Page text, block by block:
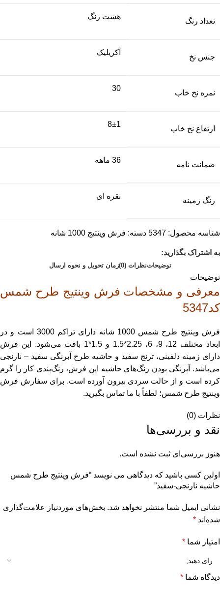
تعداد رنگ
هشت رنگ
جنس نخ
آکریلیک
نمره نخ خاب
30
ارتفاع نخ خاب
8±1
ضمانت نامه
36 ماهه
رنگ زمینه
نقره ای
شناسه محصول: 5347 دسته: فرش وینتیج 1000 شانه
به اشتراک بگذارید:
توضیحاتنظرات (0) زمان تحویل و نحوه ارسال
توضیحات
معرفی و مشخصات فرش وینتیج طرح شمس
کد5347
فرش وینتیج طرح شمس 1000 شانه دارای تراکم 3000 است و در
ابعاد مختلف 12، 9، 6، 2.25*1.5 و 1.5*1 بافت می‌شود. این فرش
دارای زمینه دلفینی، ترنج سفید و حاشیه طرح آبرنگی سفید – نارنجی
می‌باشد. آبرنگی بودن رنگ‌های حاشیه این فرش، رنگ‌بندی کار را گرم
کرده است و از حالت سردی بیرون آورده است. برای سفارش فرش
وینتیج طرح شمس؛ لطفاً با ما تماس بگیرید.
نظرات (0)
نقد و بررسی‌ها
هنوز بررسی‌ای ثبت نشده است.
اولین کسی باشید که دیدگاهی می نویسد “فرش وینتیج طرح شمس
حاشیه نارنجی-سفید”
نشانی ایمیل شما منتشر نخواهد شد. بخش‌های موردنیاز علامت‌گذاری
شده‌اند *
امتیاز شما *
دیدگاه شما *